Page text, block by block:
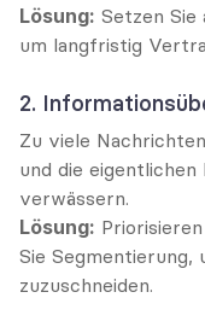
Lösung: Setzen
um langfristig
2.
Zu viele
und die eigentlichen
verwässern.
Lösung:
Sie
zuzuschneiden.